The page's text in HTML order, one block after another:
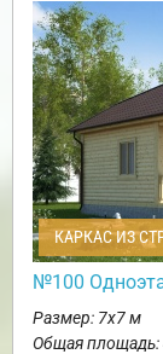
КАРКАС ИЗ
№100
Размер: 7х7 м
Общая площадь: